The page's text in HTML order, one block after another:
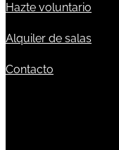
Hazte voluntario
Alquiler de salas
Contacto